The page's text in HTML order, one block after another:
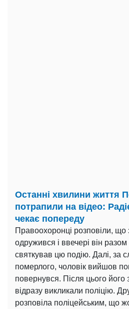
Останні хвилини життя
потрапили на відео:
чекає попереду
Правоохоронці розповіли, що
одружився і ввечері він
святкував цю подію. Далі, за
померлого, чоловік вийшов
повернувся. Після цього
відразу викликали поліцію.
розповіла поліцейським, що